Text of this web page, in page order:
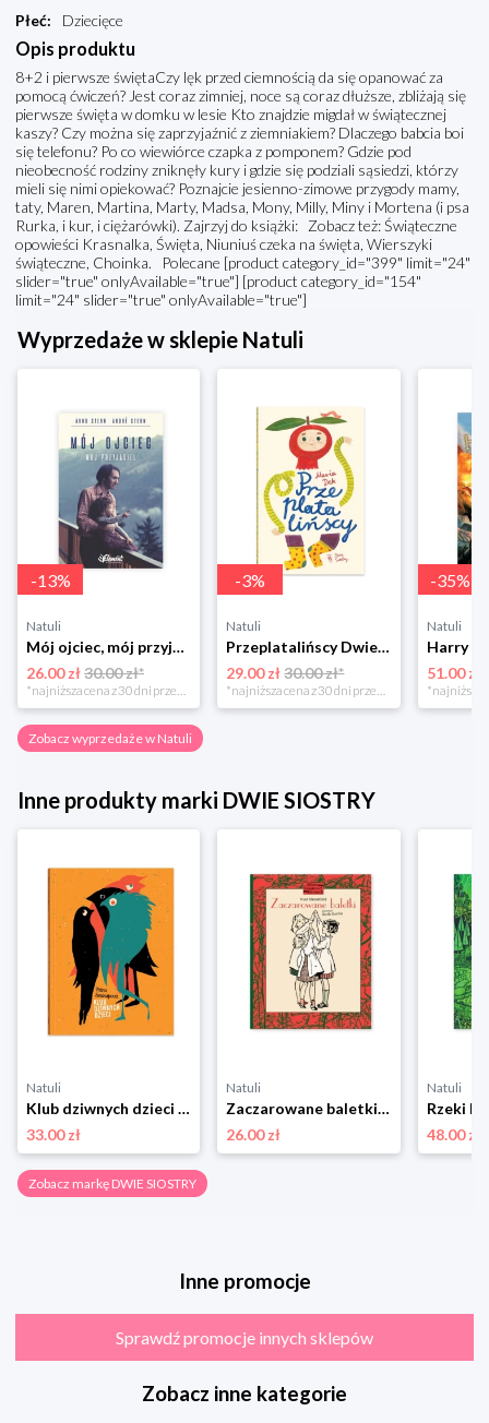
Płeć: Dziecięce
Opis produktu
8+2 i pierwsze świętaCzy lęk przed ciemnością da się opanować za
pomocą ćwiczeń? Jest coraz zimniej, noce są coraz dłuższe, zbliżają się
pierwsze święta w domku w lesie Kto znajdzie migdał w świątecznej
kaszy? Czy można się zaprzyjaźnić z ziemniakiem? Dlaczego babcia boi
się telefonu? Po co wiewiórce czapka z pomponem? Gdzie pod
nieobecność rodziny zniknęły kury i gdzie się podziali sąsiedzi, którzy
mieli się nimi opiekować? Poznajcie jesienno-zimowe przygody mamy,
taty, Maren, Martina, Marty, Madsa, Mony, Milly, Miny i Mortena (i psa
Rurka, i kur, i ciężarówki). Zajrzyj do książki: Zobacz też: Świąteczne
opowieści Krasnalka, Święta, Niuniuś czeka na święta, Wierszyki
świąteczne, Choinka. Polecane [product category_id="399" limit="24"
slider="true" onlyAvailable="true"] [product category_id="154"
limit="24" slider="true" onlyAvailable="true"]
Wyprzedaże w sklepie Natuli
-13%
Natuli
Mój ojciec, mój przyjaciel Element
26.00 zł30.00 zł*
*najniższa cena z 30 dni przed obniżką
-3%
Natuli
Przeplatalińscy Dwie siostry
29.00 zł 30.00 zł*
*najniższa cena z 30 dni przed obniżką
-35%
Natuli
51.00 zł
Zobacz wyprzedaże w Natuli
Inne produkty marki DWIE SIOSTRY
Natuli
Klub dziwnych dzieci Dwie siostry
33.00 zł
Natuli
Zaczarowane baletki Dwie siostry
26.00 zł
Natuli
Rzeki
48.00 zł
Zobacz markę DWIE SIOSTRY
Inne promocje
Sprawdź promocje innych sklepów
Zobacz inne kategorie